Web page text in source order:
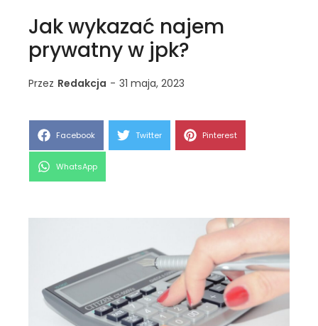
Jak wykazać najem
prywatny w jpk?
Przez Redakcja - 31 maja, 2023
Share
on
Facebook Share
on
Twitter Share
on
Pinterest
Share
on
WhatsApp